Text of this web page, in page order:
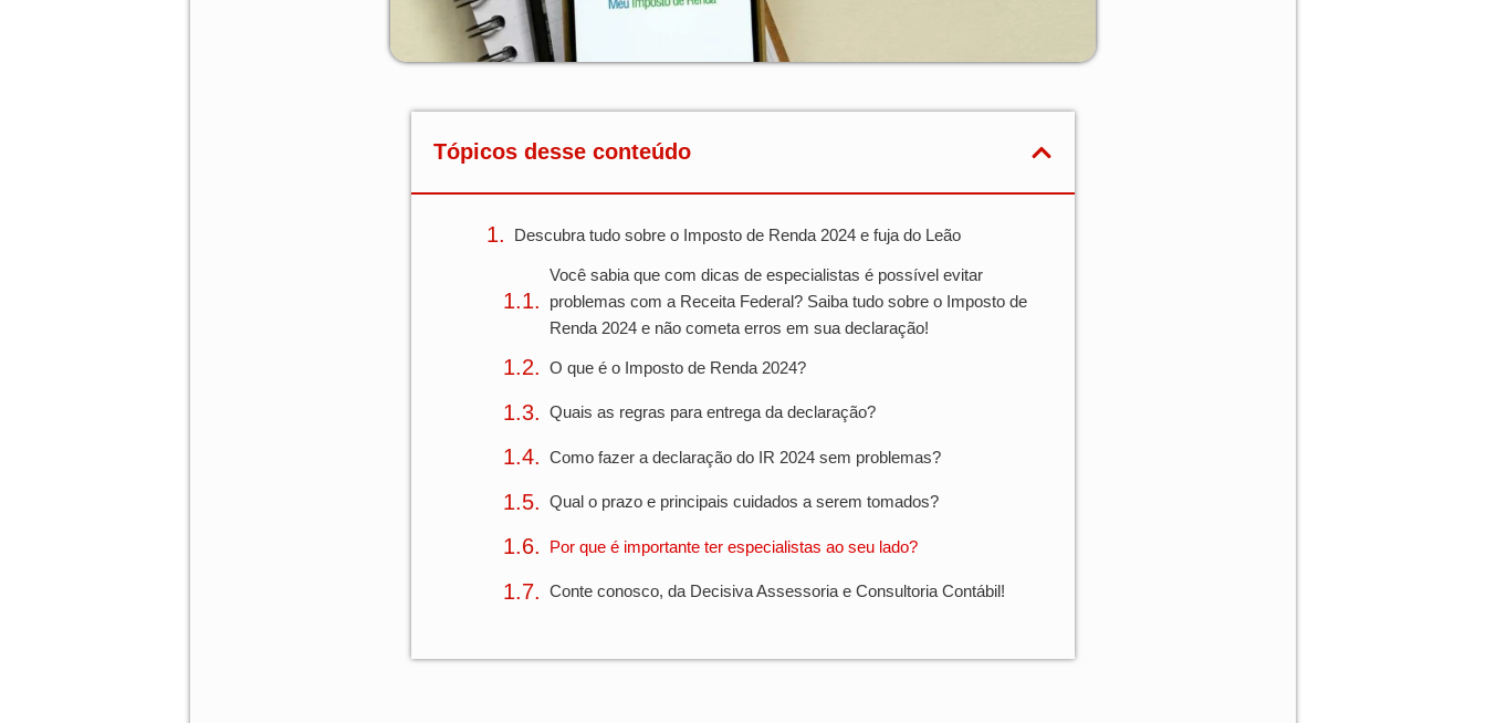
Tópicos desse conteúdo
Descubra tudo sobre o Imposto de Renda 2024 e fuja do Leão
Você sabia que com dicas de especialistas é possível evitar
problemas com a Receita Federal? Saiba tudo sobre o Imposto de
Renda 2024 e não cometa erros em sua declaração!
O que é o Imposto de Renda 2024?
Quais as regras para entrega da declaração?
Como fazer a declaração do IR 2024 sem problemas?
Qual o prazo e principais cuidados a serem tomados?
Por que é importante ter especialistas ao seu lado?
Conte conosco, da Decisiva Assessoria e Consultoria Contábil!